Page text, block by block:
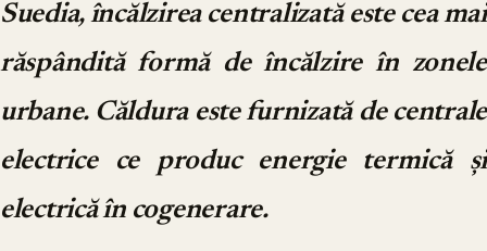
Suedia, încălzirea centralizată este cea mai
răspândită formă de încălzire în zonele
urbane. Căldura este furnizată de centrale
electrice ce produc energie termică și
electrică în cogenerare.